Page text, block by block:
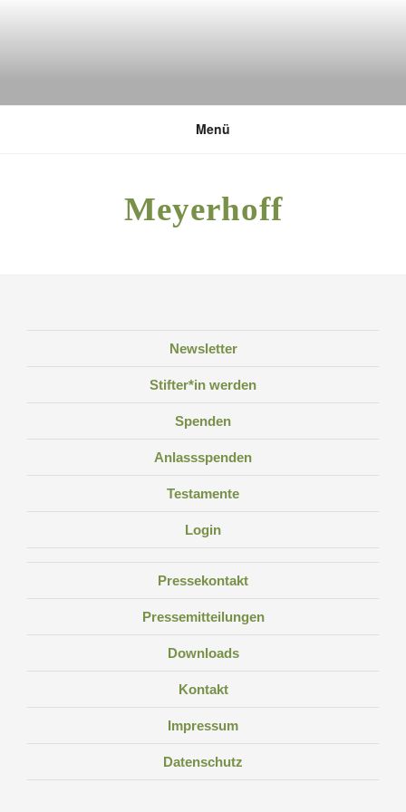
DEUTSCHE UMWELTSTIFTUNG
Menü
Meyerhoff
Newsletter
Stifter*in werden
Spenden
Anlassspenden
Testamente
Login
Pressekontakt
Pressemitteilungen
Downloads
Kontakt
Impressum
Datenschutz